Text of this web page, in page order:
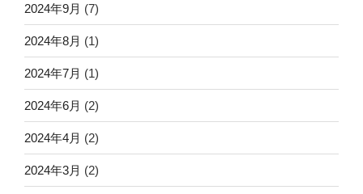
2024年9月 (7)
2024年8月 (1)
2024年7月 (1)
2024年6月 (2)
2024年4月 (2)
2024年3月 (2)